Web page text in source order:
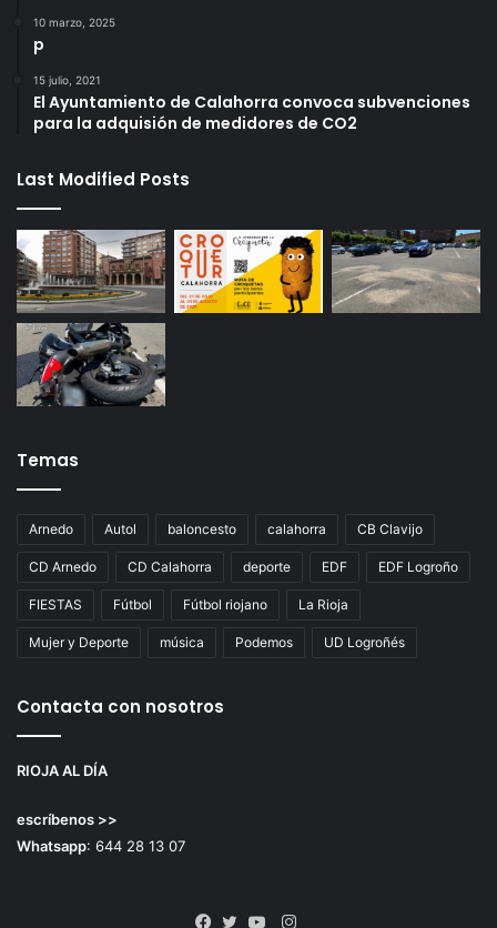
10 marzo, 2025
p
15 julio, 2021
El Ayuntamiento de Calahorra convoca subvenciones
para la adquisión de medidores de CO2
Last Modified Posts
Temas
Arnedo Autol baloncesto calahorra CB Clavijo
CD Arnedo CD Calahorra deporte EDF EDF Logroño
FIESTAS Fútbol Fútbol riojano La Rioja
Mujer y Deporte música Podemos UD Logroñés
Contacta con nosotros
RIOJA AL DÍA
escríbenos >>
Whatsapp: 644 28 13 07
Instagram